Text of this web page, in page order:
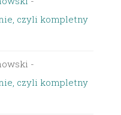
czyli kompletny
-
czyli kompletny